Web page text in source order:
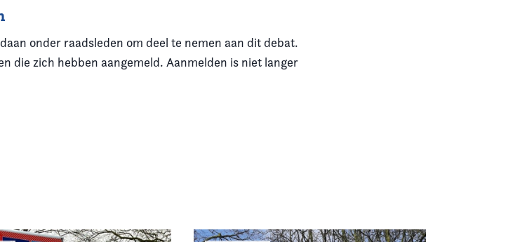
onder raadsleden om deel te nemen aan dit debat.
die zich hebben aangemeld. Aanmelden is niet langer